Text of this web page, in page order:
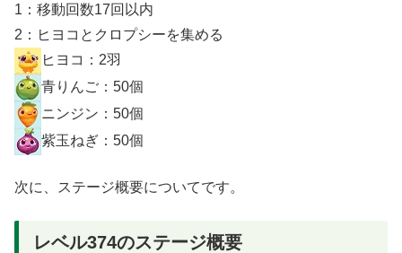
1：移動回数17回以内
2：ヒヨコとクロプシーを集める
ヒヨコ：2羽
青りんご：50個
ニンジン：50個
紫玉ねぎ：50個
次に、ステージ概要についてです。
レベル374のステージ概要